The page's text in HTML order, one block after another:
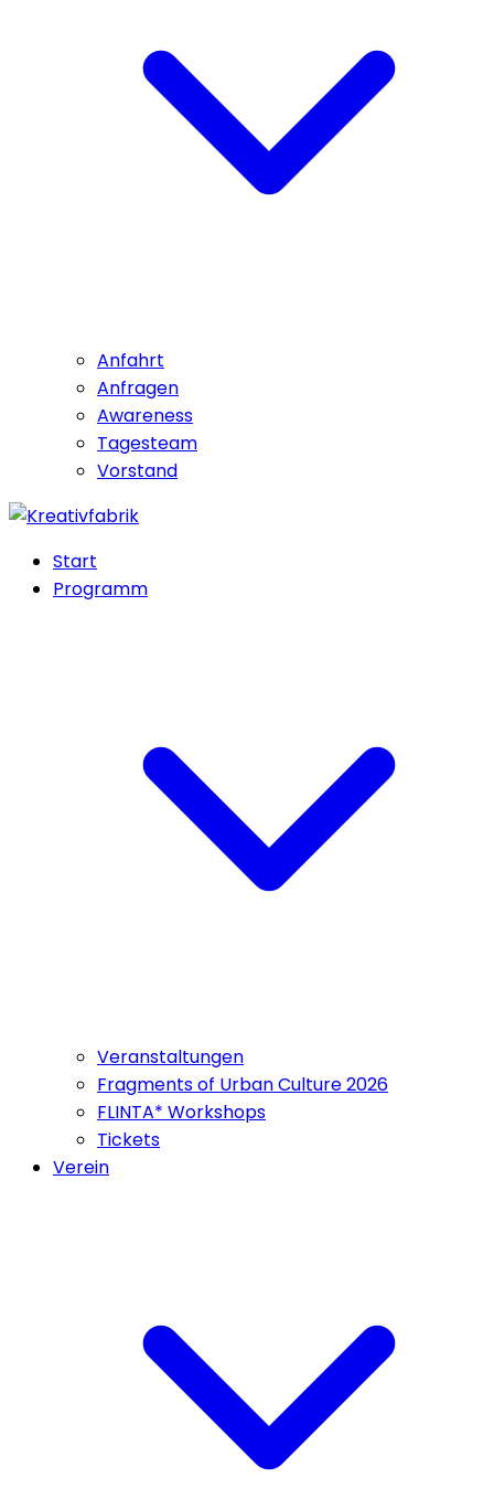
Anfahrt
Anfragen
Awareness
Tagesteam
Vorstand
Start
Programm
Veranstaltungen
Fragments of Urban Culture 2026
FLINTA* Workshops
Tickets
Verein